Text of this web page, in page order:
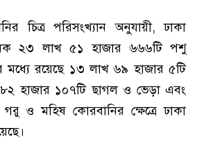
চিত্র পরিসংখ্যান অনুযায়ী, ঢাকা
২৩ লাখ ৫১ হাজার ৬৬৬টি পশু
মধ্যে রয়েছে ১৩ লাখ ৬৯ হাজার ৫টি
হাজার ১০৭টি ছাগল ও ভেড়া এবং
ও মহিষ কোরবানির ক্ষেত্রে ঢাকা